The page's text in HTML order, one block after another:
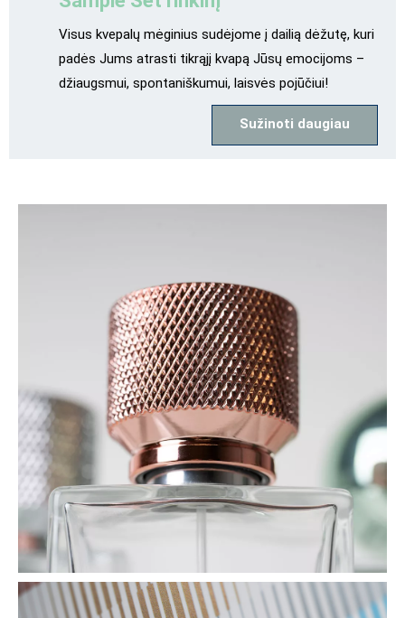
Visus kvepalų mėginius sudėjome į dailią dėžutę, kuri
padės Jums atrasti tikrąjį kvapą Jūsų emocijoms –
džiaugsmui, spontaniškumui, laisvės pojūčiui!
Sužinoti daugiau